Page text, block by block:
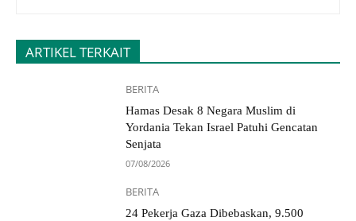
ARTIKEL TERKAIT
BERITA
Hamas Desak 8 Negara Muslim di
Yordania Tekan Israel Patuhi Gencatan
Senjata
07/08/2026
BERITA
24 Pekerja Gaza Dibebaskan, 9.500